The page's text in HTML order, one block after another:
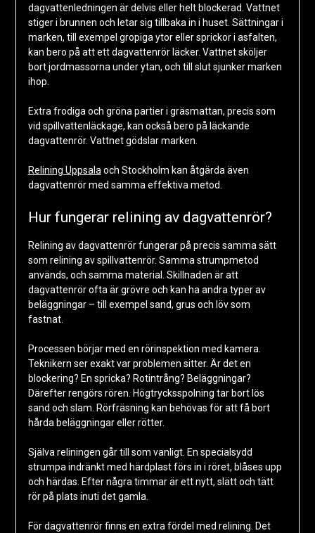
dagvattenledningen är delvis eller helt blockerad. Vattnet
stiger i brunnen och letar sig tillbaka in i huset. Sättningar i
marken, till exempel gropiga ytor eller sprickor i asfalten,
kan bero på att ett dagvattenrör läcker. Vattnet sköljer
bort jordmassorna under ytan, och till slut sjunker marken
ihop.
Extra frodiga och gröna partier i gräsmattan, precis som
vid spillvattenläckage, kan också bero på läckande
dagvattenrör. Vattnet gödslar marken.
Relining Uppsala och Stockholm kan åtgärda även
dagvattenrör med samma effektiva metod.
Hur fungerar relining av dagvattenrör?
Relining av dagvattenrör fungerar på precis samma sätt
som relining av spillvattenrör. Samma strumpmetod
används, och samma material. Skillnaden är att
dagvattenrör ofta är grövre och kan ha andra typer av
beläggningar – till exempel sand, grus och löv som
fastnat.
Processen börjar med en rörinspektion med kamera.
Teknikern ser exakt var problemen sitter. Är det en
blockering? En spricka? Rotintrång? Beläggningar?
Därefter rengörs rören. Högtrycksspolning tar bort lös
sand och slam. Rörfräsning kan behövas för att få bort
hårda beläggningar eller rötter.
Själva reliningen går till som vanligt. En specialsydd
strumpa indränkt med härdplast förs in i röret, blåses upp
och härdas. Efter några timmar är ett nytt, slätt och tätt
rör på plats inuti det gamla.
För dagvattenrör finns en extra fördel med relining. Det